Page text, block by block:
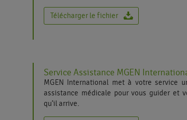
Télécharger le fichier
Service Assistance MGEN
MGEN International met à votre service
assistance médicale pour vous guider et
qu’il arrive.